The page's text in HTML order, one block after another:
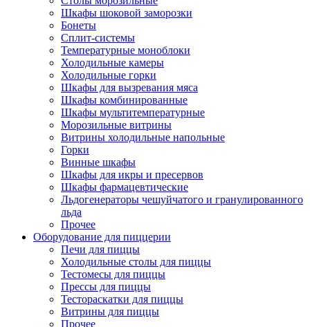
Шкафы шоковой заморозки
Бонеты
Сплит-системы
Температурные моноблоки
Холодильные камеры
Холодильные горки
Шкафы для вызревания мяса
Шкафы комбинированные
Шкафы мультитемпературные
Морозильные витрины
Витрины холодильные напольные
Горки
Винные шкафы
Шкафы для икры и пресервов
Шкафы фармацевтические
Льдогенераторы чешуйчатого и гранулированного
льда
Прочее
Оборудование для пиццерии
Печи для пиццы
Холодильные столы для пиццы
Тестомесы для пиццы
Прессы для пиццы
Тестораскатки для пиццы
Витрины для пиццы
Прочее